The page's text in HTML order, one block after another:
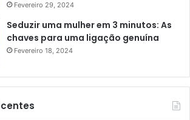
Fevereiro 29, 2024
Seduzir uma mulher em 3 minutos: As
chaves para uma ligação genuína
Fevereiro 18, 2024